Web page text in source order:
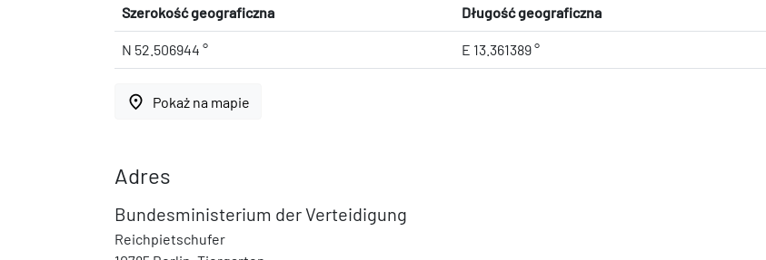
Szerokość geograficzna Długość geograficzna
N 52.506944 ° E 13.361389 °
place Pokaż na mapie
Adres
Bundesministerium der Verteidigung
Reichpietschufer